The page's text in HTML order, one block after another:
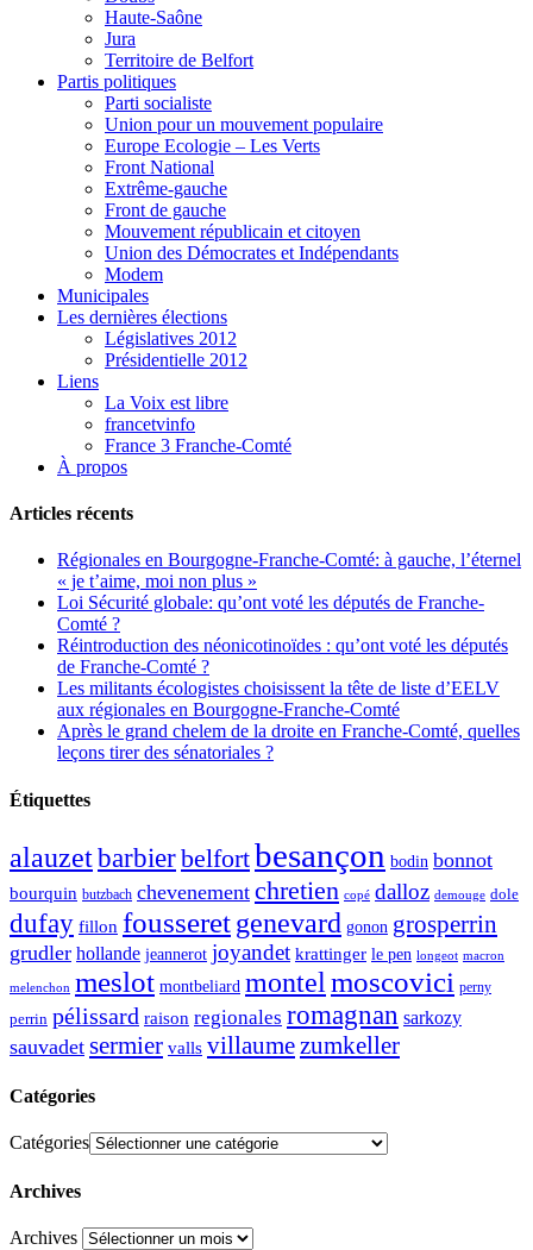
Haute-Saône
Jura
Territoire de Belfort
Partis politiques
Parti socialiste
Union pour un mouvement populaire
Europe Ecologie – Les Verts
Front National
Extrême-gauche
Front de gauche
Mouvement républicain et citoyen
Union des Démocrates et Indépendants
Modem
Municipales
Les dernières élections
Législatives 2012
Présidentielle 2012
Liens
La Voix est libre
francetvinfo
France 3 Franche-Comté
À propos
Articles récents
Régionales en Bourgogne-Franche-Comté: à gauche, l’éternel
« je t’aime, moi non plus »
Loi Sécurité globale: qu’ont voté les députés de Franche-
Comté ?
Réintroduction des néonicotinoïdes : qu’ont voté les députés
de Franche-Comté ?
Les militants écologistes choisissent la tête de liste d’EELV
aux régionales en Bourgogne-Franche-Comté
Après le grand chelem de la droite en Franche-Comté, quelles
leçons tirer des sénatoriales ?
Étiquettes
alauzetbarbierbelfortbesançon bodin bonnot
bourquin butzbach chevenement chretien copé dalloz demouge dole
dufay fillon fousseretgenevard gonon grosperrin
grudler hollande jeannerot joyandet krattinger le pen longeot macron
melenchon meslot montbeliard montel moscovici perny
perrin pélissard raison regionales romagnan sarkozy
sauvadet sermier valls villaumezumkeller
Catégories
Catégories
Archives
Archives